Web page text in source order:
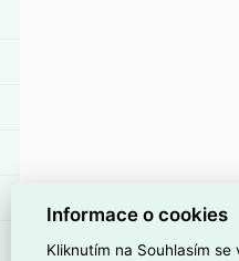
Informace o cookies
Kliknutím na Souhlasím